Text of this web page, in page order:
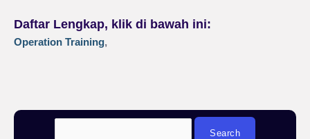
Daftar Lengkap, klik di bawah ini:
Operation Training,